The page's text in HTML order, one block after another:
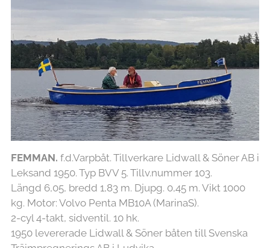
FEMMAN. f.d.Varpbåt. Tillverkare Lidwall & Söner AB i
Leksand 1950. Typ BVV 5. Tillv.nummer 103.
Längd 6,05, bredd 1,83 m. Djupg. 0,45 m. Vikt 1000
kg. Motor: Volvo Penta MB10A (MarinaS).
2-cyl 4-takt, sidventil. 10 hk.
1950 levererade Lidwall & Söner båten till Svenska